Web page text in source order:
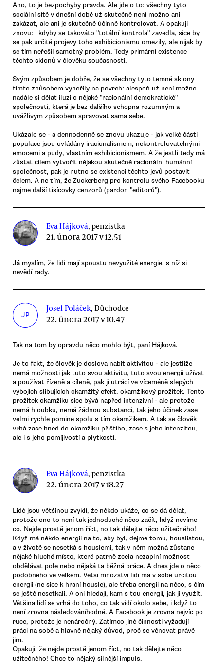
Ano, to je bezpochyby pravda. Ale jde o to: všechny tyto
sociální sítě v dnešní době už skutečně není možno ani
zakázat, ale ani je skutečně účinně kontrolovat. A opakuji
znovu: i kdyby se takováto "totální kontrola" zavedla, sice by
se pak určité projevy toho exhibicionismu omezily, ale nijak by
se tím neřešil samotný problém. Tedy primární existence
těchto sklonů v člověku současnosti.
Svým způsobem je dobře, že se všechny tyto temné sklony
tímto způsobem vynořily na povrch: alespoň už není možno
nadále si dělat iluzi o nějaké "racionální demokratické"
společnosti, která je bez dalšího schopna rozumným a
uvážlivým způsobem spravovat sama sebe.
Ukázalo se - a dennodenně se znovu ukazuje - jak velké části
populace jsou ovládány iracionalismem, nekontrolovatelnými
emocemi a pudy, vlastním exhibicionismem. A že jestli tedy má
zůstat cílem vytvořit nějakou skutečně racionální humánní
společnost, pak je nutno se existenci těchto jevů postavit
čelem. A ne tím, že Zuckerberg pro kontrolu svého Facebooku
najme další tisícovky cenzorů (pardon "editorů").
Eva Hájková, penzistka
21. února 2017 v 12.51
Já myslím, že lidi mají spoustu nevyužité energie, s níž si
nevědí rady.
JP
Josef Poláček, Důchodce
22. února 2017 v 10.47
Tak na tom by opravdu něco mohlo být, paní Hájková.
Je to fakt, že člověk je doslova nabit aktivitou - ale jestliže
nemá možnosti jak tuto svou aktivitu, tuto svou energii užívat
a používat řízeně a cíleně, pak ji utrácí ve víceméně slepých
výbojích slibujících okamžitý efekt, okamžikový prožitek. Tento
prožitek okamžiku sice bývá napřed intenzivní - ale protože
nemá hloubku, nemá žádnou substanci, tak jeho účinek zase
velmi rychle pomine spolu s tím okamžikem. A tak se člověk
vrhá zase hned do okamžiku příštího, zase s jeho intenzitou,
ale i s jeho pomíjivostí a plytkostí.
Eva Hájková, penzistka
22. února 2017 v 18.27
Lidé jsou většinou zvyklí, že někdo ukáže, co se dá dělat,
protože ono to není tak jednoduché něco začít, když nevíme
co. Nejde prostě jenom říct, no tak dělejte něco užitečného!
Když má někdo energii na to, aby byl, dejme tomu, houslistou,
a v životě se nesetká s houslemi, tak v něm možná zůstane
nějaké hluché místo, které patrně zcela nezaplní možnost
obdělávat pole nebo nějaká ta běžná práce. A dnes jde o něco
podobného ve velkém. Větší množství lidí má v sobě určitou
energii (ne sice k hraní housle), ale třeba energii na něco, s čím
se ještě nesetkali. A oni hledají, kam s tou energií, jak ji využít.
Většina lidí se vrhá do toho, co tak vidí okolo sebe, i když to
není zrovna následováníhodné. A Facebook je zrovna nejvíc po
ruce, protože je nenáročný. Zatímco jiné činnosti vyžadují
práci na sobě a hlavně nějaký důvod, proč se věnovat právě
jim.
Opakuji, že nejde prostě jenom říct, no tak dělejte něco
užitečného! Chce to nějaký silnější impuls.